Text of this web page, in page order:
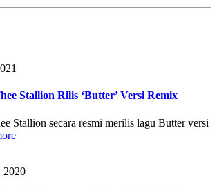
Stallion Rilis ‘Butter’ Versi Remix
Stallion secara resmi merilis lagu Butter versi
2020